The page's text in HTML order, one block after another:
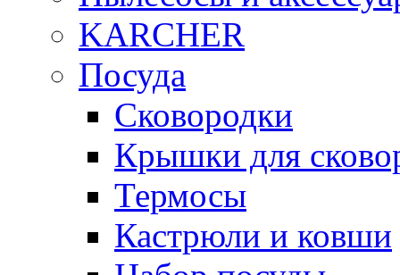
KARCHER
Посуда
Сковородки
Крышки для
Термосы
Кастрюли и ковши